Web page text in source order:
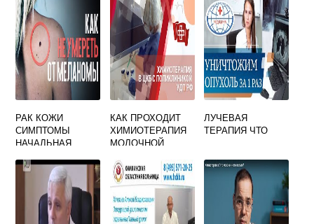
РАК КОЖИ
СИМПТОМЫ
НАЧАЛЬНАЯ
КАК ПРОХОДИТ
ХИМИОТЕРАПИЯ
МОЛОЧНОЙ
ЛУЧЕВАЯ
ТЕРАПИЯ ЧТО